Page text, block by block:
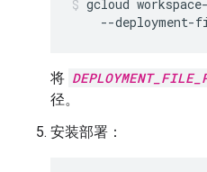
gcloud
--deployment-
将
径。
安装部署：